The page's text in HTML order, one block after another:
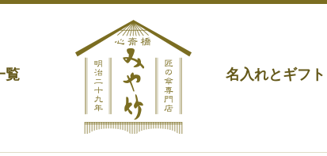
覧 名入れとギフト